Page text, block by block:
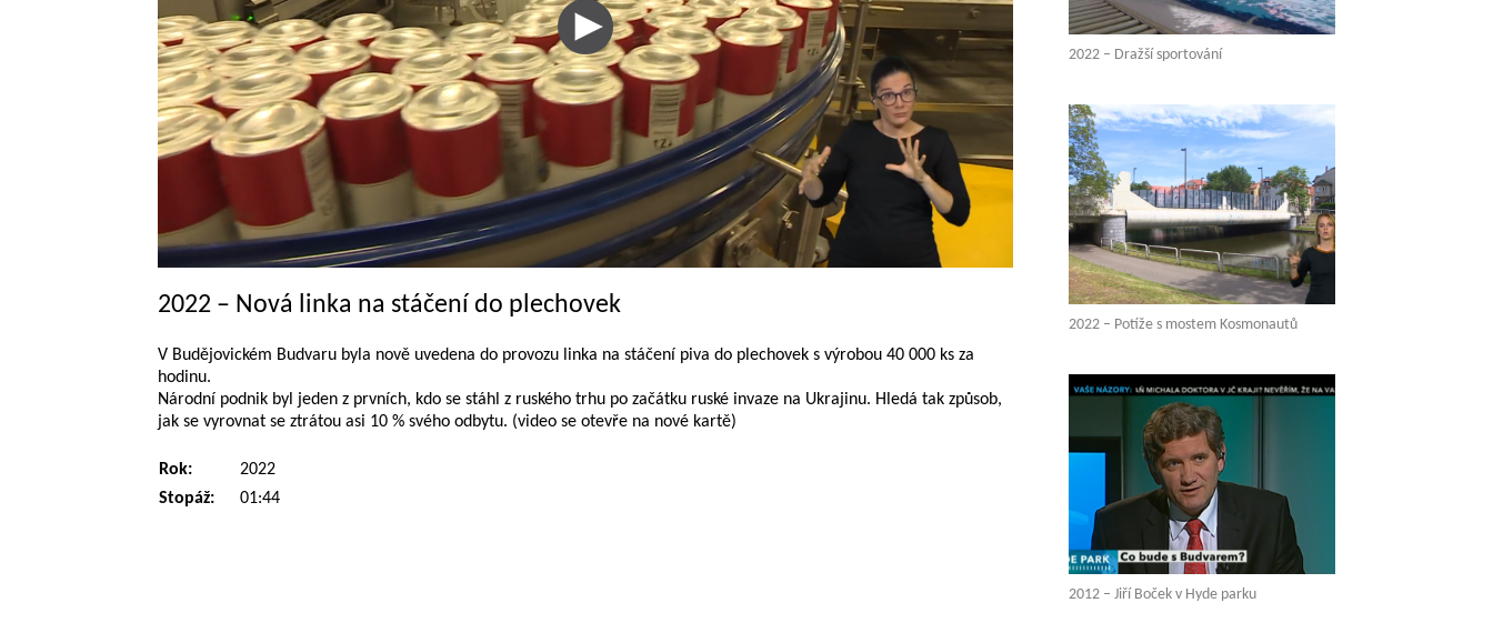
2022 – Nová linka na stáčení do plechovek
V Budějovickém Budvaru byla nově uvedena do provozu linka na stáčení piva do plechovek s výrobou 40 000 ks za
hodinu.
Národní podnik byl jeden z prvních, kdo se stáhl z ruského trhu po začátku ruské invaze na Ukrajinu. Hledá tak způsob,
jak se vyrovnat se ztrátou asi 10 % svého odbytu. (video se otevře na nové kartě)
Rok:
2022
Stopáž:
01:44
2022 – Dražší sportování
2022 – Potíže s mostem Kosmonautů
2012 – Jiří Boček v Hyde parku